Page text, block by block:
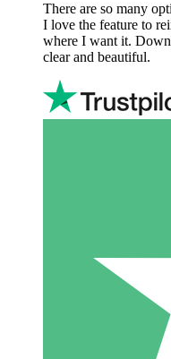
There are so many
I love the feature to
where I want it.
clear and beautiful.